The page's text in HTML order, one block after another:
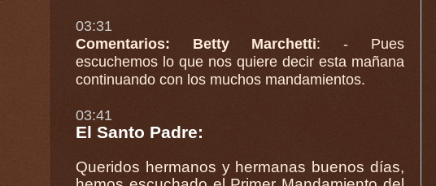
03:31
Comentarios: Betty Marchetti: - Pues
escuchemos lo que nos quiere decir esta mañana
continuando con los muchos mandamientos.
03:41
El Santo Padre:
Queridos hermanos y hermanas buenos días,